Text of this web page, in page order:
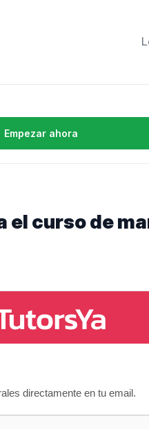
Empezar ahora
el curso de
directamente en tu email.